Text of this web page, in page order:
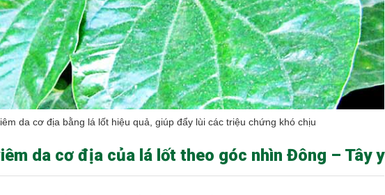
da cơ địa bằng lá lốt hiệu quả, giúp đẩy lùi các triệu chứng khó chịu
da cơ địa của lá lốt theo góc nhìn Đông – Tây y